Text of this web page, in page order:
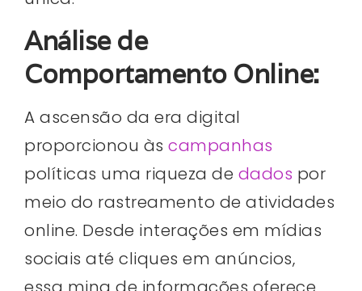
Análise de
Comportamento Online:
A ascensão da era digital
proporcionou às campanhas
políticas uma riqueza de dados por
meio do rastreamento de atividades
online. Desde interações em mídias
sociais até cliques em anúncios,